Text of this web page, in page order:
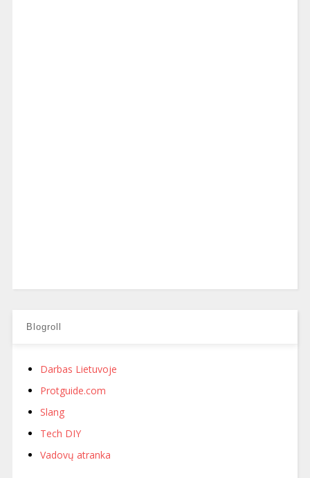
Blogroll
Darbas Lietuvoje
Protguide.com
Slang
Tech DIY
Vadovų atranka